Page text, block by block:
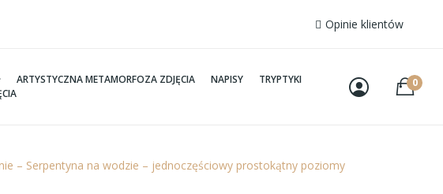
Opinie klientów
ARTYSTYCZNA METAMORFOZA ZDJĘCIA NAPISY
TRYPTYKI
0
– Serpentyna na wodzie – jednoczęściowy prostokątny poziomy